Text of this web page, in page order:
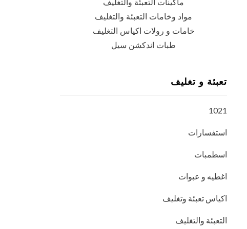
ماكينات التعبئة والتغليف
مواد وخامات التعبئة والتغليف
خامات و رولات اكياس التغليف
طبات اندكشن سيل
تعبئة و تغليف
1021
استفسارات
اسطمبات
اغطيه و عبوات
اكياس تعبئة وتغليف
التعبئة والتغليف